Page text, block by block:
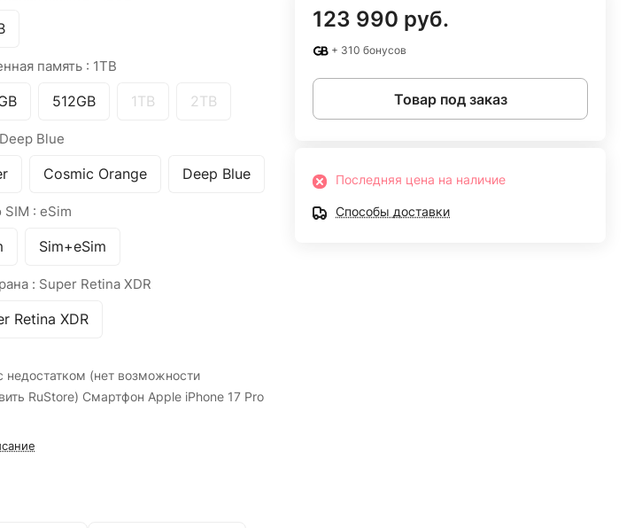
память : 1TB
512GB 1TB 2TB
Deep Blue
Cosmic Orange Deep Blue
SIM : eSim
Sim+eSim
: Super Retina XDR
Retina XDR
недостатком (нет возможности
RuStore) Смартфон Apple iPhone 17 Pro
123 990 руб.
+ 310 бонусов
Товар под заказ
Последняя цена на наличие
Способы доставки